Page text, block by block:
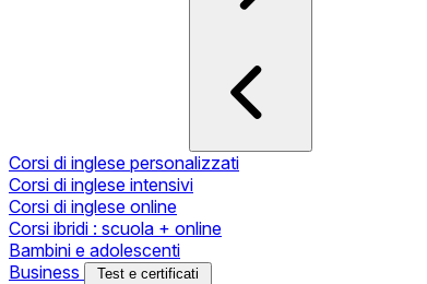
Corsi di inglese personalizzati
Corsi di inglese intensivi
Corsi di inglese online
Corsi ibridi : scuola + online
Bambini e adolescenti
Business
Test e certificati